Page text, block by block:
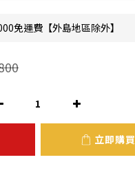
免運費【外島地區除外】
立即購買